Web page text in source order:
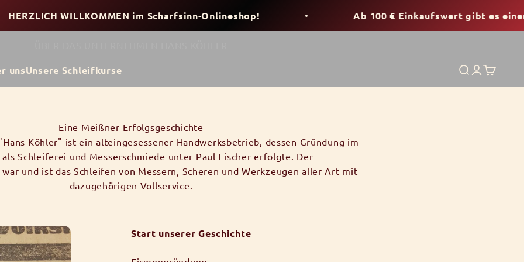
HERZLICH WILLKOMMEN im Scharfsinn-Onlineshop! Ab 100 € Einkaufswert gibt es einen
unsUnsere Schleifkurse
SucheAnmelden
Handwerkskunst seit über 100 Jahren
Eine Meißner Erfolgsgeschichte
Köhler" ist ein alteingesessener Handwerksbetrieb, dessen Gründung im
Schleiferei und Messerschmiede unter Paul Fischer erfolgte. Der
und ist das Schleifen von Messern, Scheren und Werkzeugen aller Art mit
dazugehörigen Vollservice.
Start unserer Geschichte